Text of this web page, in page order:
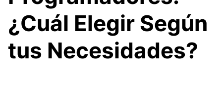
¿Cuál Elegir Según
tus Necesidades?